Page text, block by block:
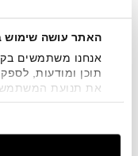
האתר עושה שימוש
תוכן ומודעות,
את תנועת
מתחומי המדיה
גורמים אלה
אחר שסיפקתם או